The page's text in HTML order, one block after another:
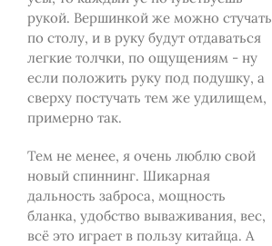
рукой. Вершинкой же можно стучать
по столу, и в руку будут отдаваться
легкие толчки, по ощущениям - ну
если положить руку под подушку, а
сверху постучать тем же удилищем,
примерно так.
Тем не менее, я очень люблю свой
новый спиннинг. Шикарная
дальность заброса, мощность
бланка, удобство вываживания, вес,
всё это играет в пользу китайца. А